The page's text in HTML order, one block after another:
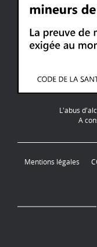
L'abus
A
Mentions légales